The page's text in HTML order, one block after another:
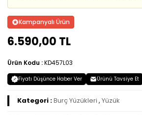
Kampanyalı Ürün
6.590,00 TL
Ürün Kodu :KD457L03
Fiyatı Düşünce Haber Ver Ürünü Tavsiye Et
Kategori :Burç Yüzükleri , Yüzük